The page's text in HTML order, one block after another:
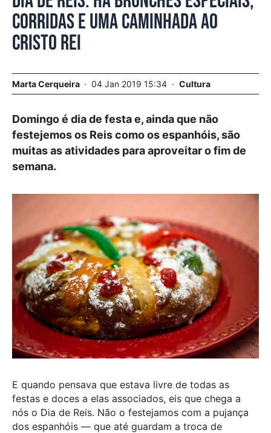
corridas e uma caminhada ao
Cristo Rei
Marta Cerqueira 04 Jan 2019 15:34 Cultura
Domingo é dia de festa e, ainda que não
festejemos os Reis como os espanhóis, são
muitas as atividades para aproveitar o fim de
semana.
E quando pensava que estava livre de todas as
festas e doces a elas associados, eis que chega a
nós o Dia de Reis. Não o festejamos com a pujança
dos espanhóis — que até guardam a troca de